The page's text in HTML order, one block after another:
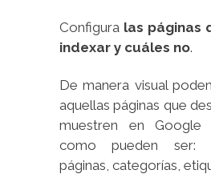
Configura las páginas
indexar y cuáles no.
De manera visual
aquellas páginas que
muestren en Google
como pueden ser:
páginas, categorías,